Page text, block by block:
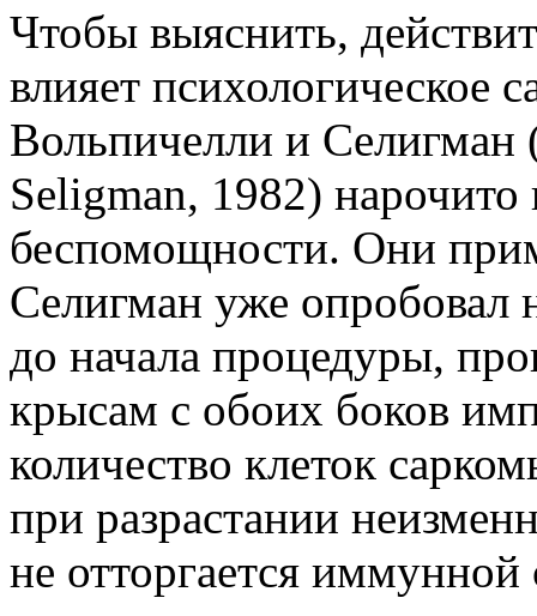
Чтобы выяснить,
влияет психологическое
Вольпичелли и
Seligman, 1982) нарочито
беспомощности. Они
Селигман уже опробовал
до начала процедуры,
крысам с обоих боков
количество клеток
при разрастании
не отторгается иммунной